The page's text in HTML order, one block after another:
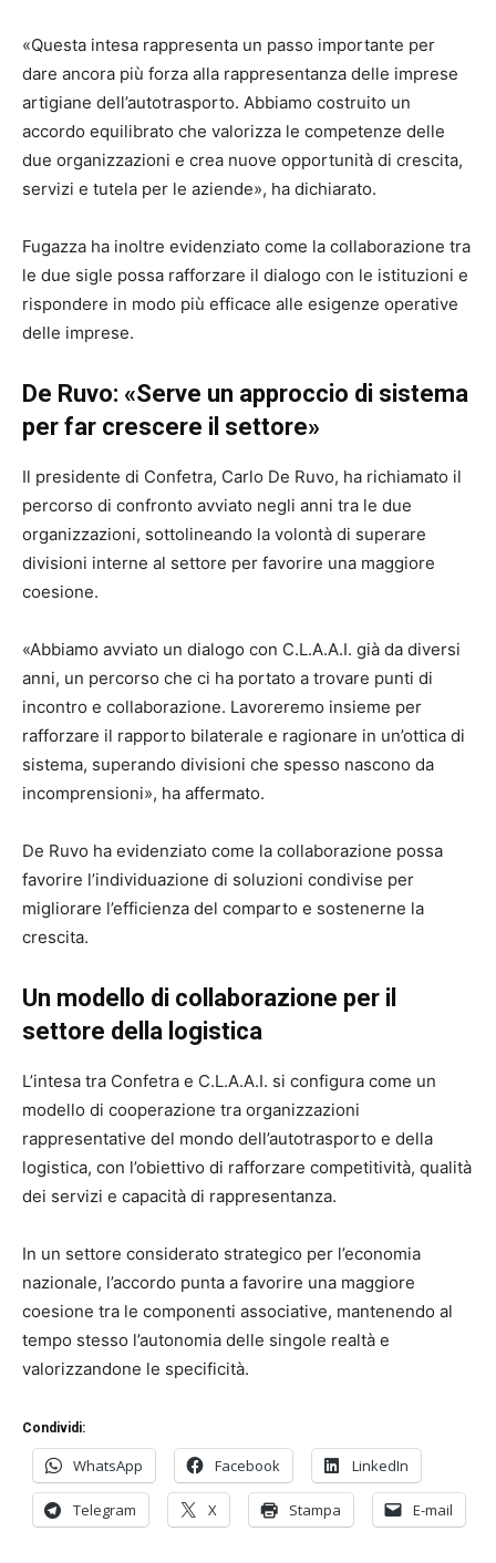
«Questa intesa rappresenta un passo importante per
dare ancora più forza alla rappresentanza delle imprese
artigiane dell’autotrasporto. Abbiamo costruito un
accordo equilibrato che valorizza le competenze delle
due organizzazioni e crea nuove opportunità di crescita,
servizi e tutela per le aziende», ha dichiarato.
Fugazza ha inoltre evidenziato come la collaborazione tra
le due sigle possa rafforzare il dialogo con le istituzioni e
rispondere in modo più efficace alle esigenze operative
delle imprese.
De Ruvo: «Serve un approccio di sistema
per far crescere il settore»
Il presidente di Confetra, Carlo De Ruvo, ha richiamato il
percorso di confronto avviato negli anni tra le due
organizzazioni, sottolineando la volontà di superare
divisioni interne al settore per favorire una maggiore
coesione.
«Abbiamo avviato un dialogo con C.L.A.A.I. già da diversi
anni, un percorso che ci ha portato a trovare punti di
incontro e collaborazione. Lavoreremo insieme per
rafforzare il rapporto bilaterale e ragionare in un’ottica di
sistema, superando divisioni che spesso nascono da
incomprensioni», ha affermato.
De Ruvo ha evidenziato come la collaborazione possa
favorire l’individuazione di soluzioni condivise per
migliorare l’efficienza del comparto e sostenerne la
crescita.
Un modello di collaborazione per il
settore della logistica
L’intesa tra Confetra e C.L.A.A.I. si configura come un
modello di cooperazione tra organizzazioni
rappresentative del mondo dell’autotrasporto e della
logistica, con l’obiettivo di rafforzare competitività, qualità
dei servizi e capacità di rappresentanza.
In un settore considerato strategico per l’economia
nazionale, l’accordo punta a favorire una maggiore
coesione tra le componenti associative, mantenendo al
tempo stesso l’autonomia delle singole realtà e
valorizzandone le specificità.
Condividi:
WhatsApp Facebook LinkedIn
Telegram X Stampa E-mail